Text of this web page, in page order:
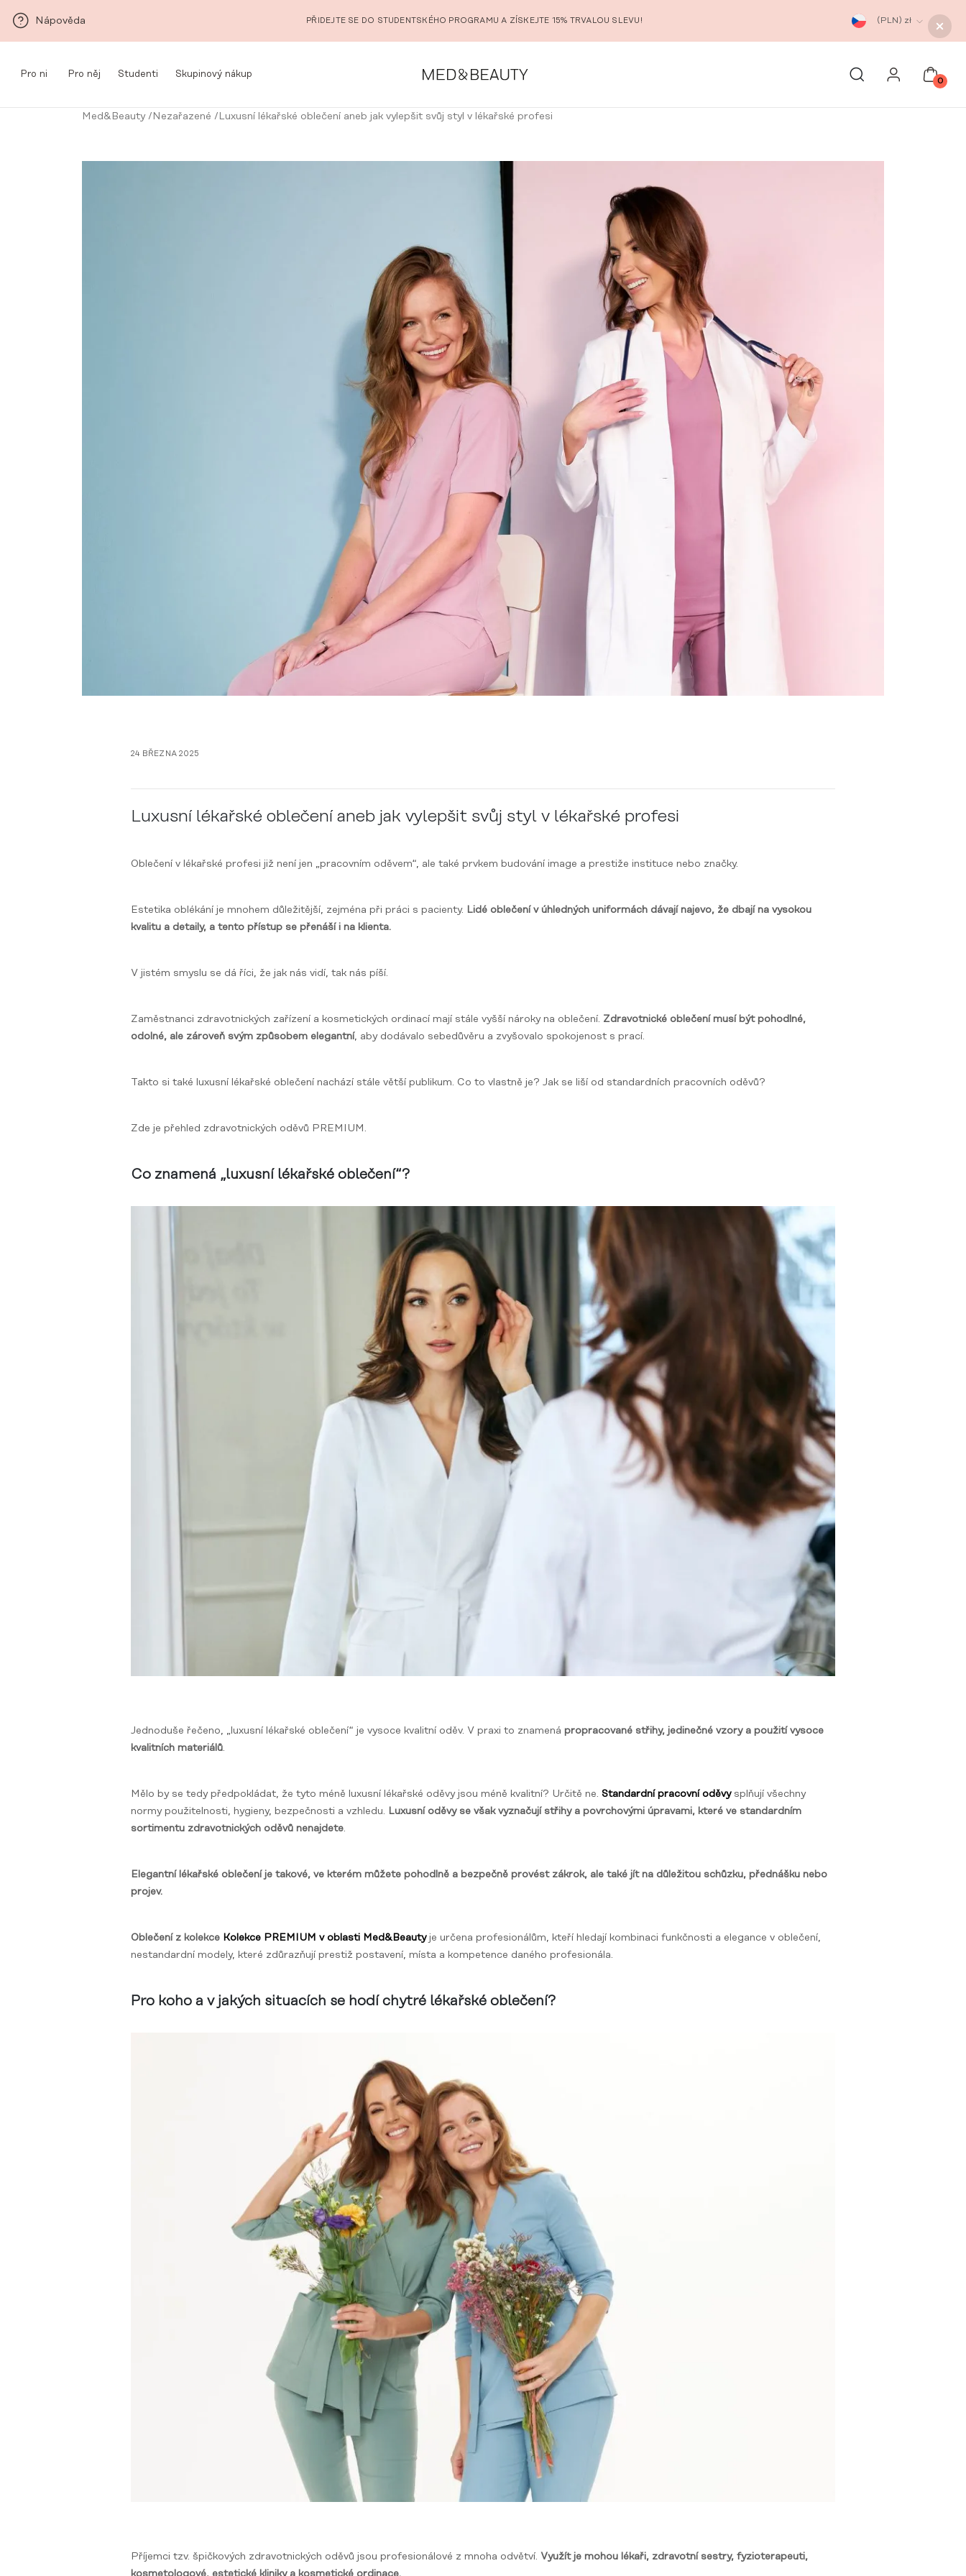
Nápověda PŘIDEJTE SE DO STUDENTSKÉHO PROGRAMU A ZÍSKEJTE 15% TRVALOU SLEVU! (PLN) zł
Pro ni Pro něj Studenti Skupinový nákup
0
Med&Beauty/ Nezařazené / Luxusní lékařské oblečení aneb jak vylepšit svůj styl v lékařské profesi
24 BŘEZNA 2025
Luxusní lékařské oblečení aneb jak vylepšit svůj styl v lékařské profesi
Oblečení v lékařské profesi již není jen „pracovním oděvem“, ale také prvkem budování image a prestiže instituce nebo značky.
Estetika oblékání je mnohem důležitější, zejména při práci s pacienty. Lidé oblečení v úhledných uniformách dávají najevo, že dbají na vysokou
kvalitu a detaily, a tento přístup se přenáší i na klienta.
V jistém smyslu se dá říci, že jak nás vidí, tak nás píší.
Zaměstnanci zdravotnických zařízení a kosmetických ordinací mají stále vyšší nároky na oblečení. Zdravotnické oblečení musí být pohodlné,
odolné, ale zároveň svým způsobem elegantní, aby dodávalo sebedůvěru a zvyšovalo spokojenost s prací.
Takto si také luxusní lékařské oblečení nachází stále větší publikum. Co to vlastně je? Jak se liší od standardních pracovních oděvů?
Zde je přehled zdravotnických oděvů PREMIUM.
Co znamená „luxusní lékařské oblečení“?
Jednoduše řečeno, „luxusní lékařské oblečení“ je vysoce kvalitní oděv. V praxi to znamená propracované střihy, jedinečné vzory a použití vysoce
kvalitních materiálů.
Mělo by se tedy předpokládat, že tyto méně luxusní lékařské oděvy jsou méně kvalitní? Určitě ne. Standardní pracovní oděvysplňují všechny
normy použitelnosti, hygieny, bezpečnosti a vzhledu. Luxusní oděvy se však vyznačují střihy a povrchovými úpravami, které ve standardním
sortimentu zdravotnických oděvů nenajdete.
Elegantní lékařské oblečení je takové, ve kterém můžete pohodlně a bezpečně provést zákrok, ale také jít na důležitou schůzku, přednášku nebo
projev.
Oblečení z kolekce Kolekce PREMIUM v oblasti Med&Beautyje určena profesionálům, kteří hledají kombinaci funkčnosti a elegance v oblečení,
nestandardní modely, které zdůrazňují prestiž postavení, místa a kompetence daného profesionála.
Pro koho a v jakých situacích se hodí chytré lékařské oblečení?
Příjemci tzv. špičkových zdravotnických oděvů jsou profesionálové z mnoha odvětví. Využít je mohou lékaři, zdravotní sestry, fyzioterapeuti,